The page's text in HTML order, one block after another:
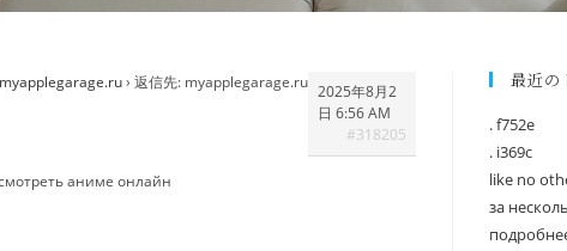
myapplegarage.ru› 返信先: myapplegarage.ru 2025年8月2
日 6:56 AM
#318205
аниме онлайн
最近の
. f752e
. i369c
like no
за